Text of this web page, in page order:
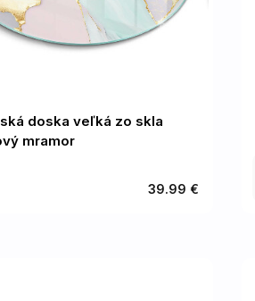
doska veľká zo skla
mramor
39.99 €